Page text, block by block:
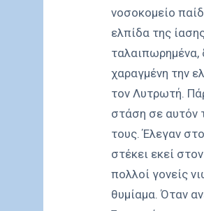
νοσοκομείο
ελπίδα της
ταλαιπωρημένα,
χαραγμένη την
τον Λυτρωτή.
στάση σε αυτόν
τους. Έλεγαν
στέκει εκεί
πολλοί γονείς
θυμίαμα. Όταν